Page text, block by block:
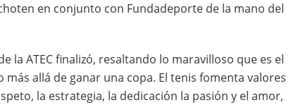
en conjunto con Fundadeporte de la mano del
la ATEC finalizó, resaltando lo maravilloso que es el
allá de ganar una copa. El tenis fomenta valores
la estrategia, la dedicación la pasión y el amor,